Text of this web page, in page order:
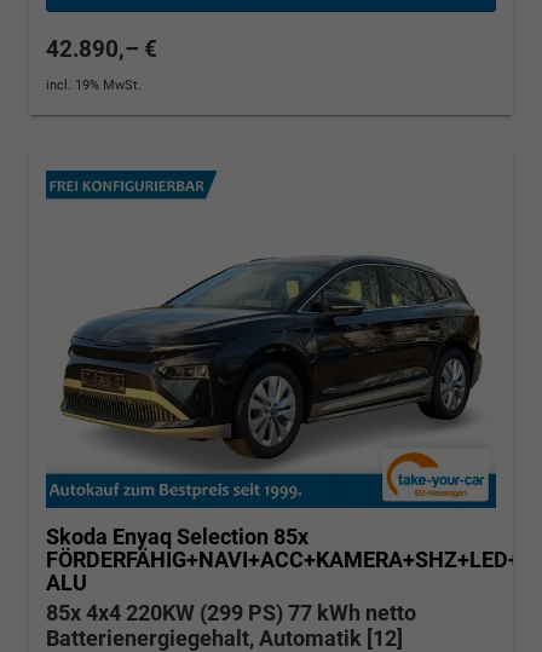
42.890,– €
incl. 19% MwSt.
Skoda Enyaq Selection 85x
ALU
85x 4x4 220KW (299 PS) 77 kWh netto
Batterienergiegehalt, Automatik [12]